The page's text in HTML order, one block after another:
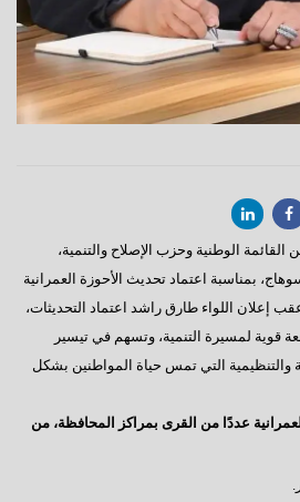
الوطنية وحزب الإصلاح والتنمية،
بمناسبة اعتماد تحديث الأحوزة العمرانية
عقب إعلان اللواء طارق راشد اعتماد التحديثات،
قوية لمسيرة التنمية، وتسهم في تيسير
والتنظيمية التي تمس حياة المواطنين بشكل
عددًا من القرى بمراكز المحافظة، من